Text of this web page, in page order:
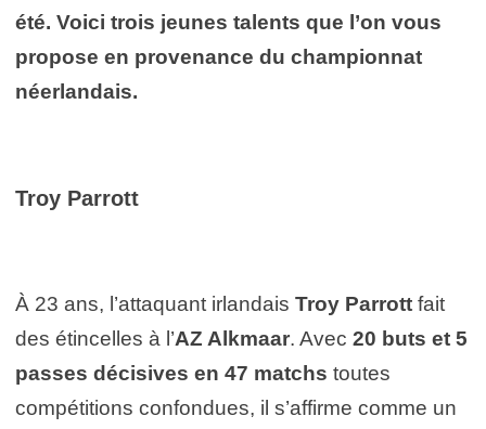
été. Voici trois jeunes talents que l’on vous
propose en provenance du championnat
néerlandais.
Troy Parrott
À 23 ans, l’attaquant irlandais Troy Parrott fait
des étincelles à l’AZ Alkmaar. Avec 20 buts et 5
passes décisives en 47 matchs toutes
compétitions confondues, il s’affirme comme un